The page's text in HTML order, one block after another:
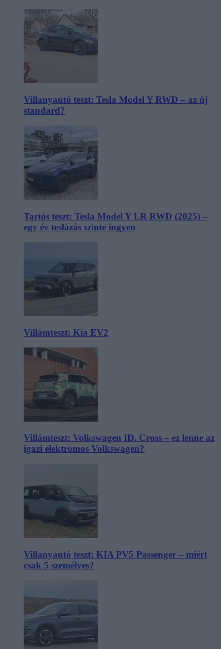
Villanyautó teszt: Tesla Model Y RWD – az új
standard?
Tartós teszt: Tesla Model Y LR RWD (2025) –
egy év teslázás szinte ingyen
Villámteszt: Kia EV2
Villámteszt: Volkswagen ID. Cross – ez lenne az
igazi elektromos Volkswagen?
Villanyautó teszt: KIA PV5 Passenger – miért
csak 5 személyes?